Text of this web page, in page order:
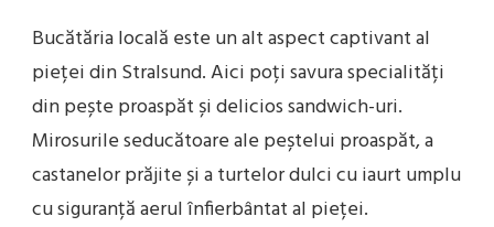
Bucătăria locală este un alt aspect captivant al
pieței din Stralsund. Aici poți savura specialități
din pește proaspăt și delicios sandwich-uri.
Mirosurile seducătoare ale peștelui proaspăt, a
castanelor prăjite și a turtelor dulci cu iaurt umplu
cu siguranță aerul înfierbântat al pieței.